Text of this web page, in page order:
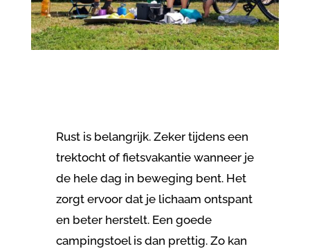
Rust is belangrijk. Zeker tijdens een
trektocht of fietsvakantie wanneer je
de hele dag in beweging bent. Het
zorgt ervoor dat je lichaam ontspant
en beter herstelt. Een goede
campingstoel is dan prettig. Zo kan